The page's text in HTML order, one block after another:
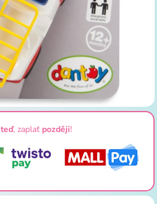
teď, zaplať později!